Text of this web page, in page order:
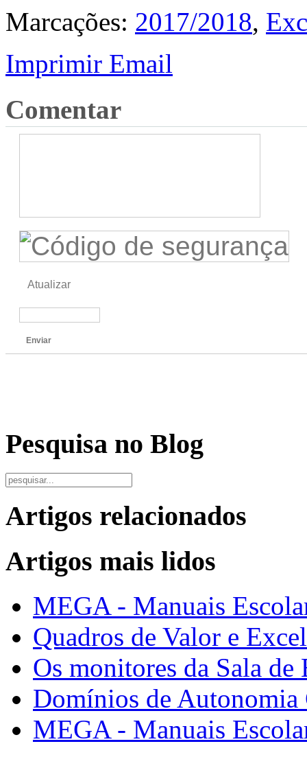
Marcações: 2017/2018,
Imprimir Email
Comentar
Atualizar
Enviar
Pesquisa no Blog
Artigos relacionados
Artigos mais lidos
MEGA - Manuais
Quadros de Valor e
Os monitores da Sala de
Domínios de Autonomia
MEGA - Manuais